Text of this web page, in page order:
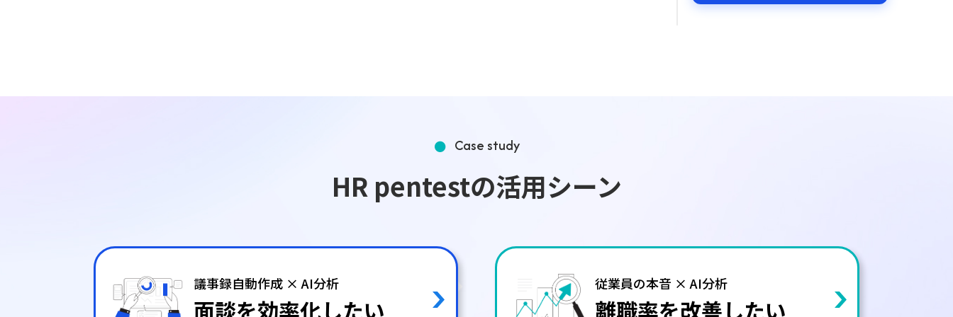
Case study
HR pentestの活用シーン
議事録自動作成 × AI分析
面談を効率化したい
従業員の本音 × AI分析
離職率を改善したい